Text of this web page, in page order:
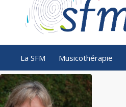
La SFM Musicothérapie